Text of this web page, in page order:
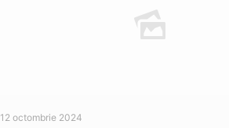
12 octombrie 2024